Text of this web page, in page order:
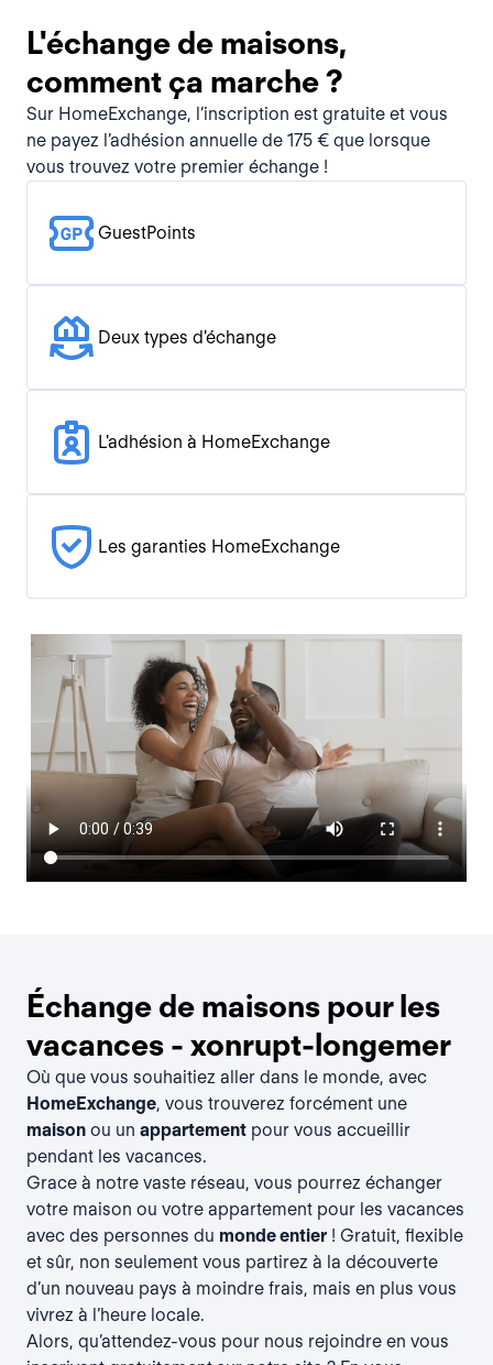
L'échange de maisons,
comment ça marche ?
Sur HomeExchange, l’inscription est gratuite et vous
ne payez l’adhésion annuelle de 175 € que lorsque
vous trouvez votre premier échange !
GuestPoints
Deux types d'échange
L'adhésion à HomeExchange
Les garanties HomeExchange
Échange de maisons pour les
vacances - xonrupt-longemer
Où que vous souhaitiez aller dans le monde, avec
HomeExchange, vous trouverez forcément une
maison ou un appartement pour vous accueillir
pendant les vacances.
Grace à notre vaste réseau, vous pourrez échanger
votre maison ou votre appartement pour les vacances
avec des personnes du monde entier ! Gratuit, flexible
et sûr, non seulement vous partirez à la découverte
d’un nouveau pays à moindre frais, mais en plus vous
vivrez à l’heure locale.
Alors, qu’attendez-vous pour nous rejoindre en vous